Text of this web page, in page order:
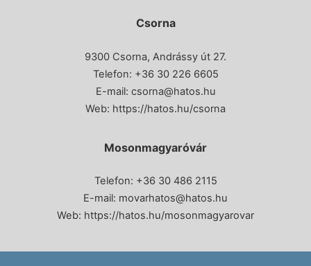
Csorna
9300 Csorna, Andrássy út 27.
Telefon: +36 30 226 6605
E-mail: csorna@hatos.hu
Web: https://hatos.hu/csorna
Mosonmagyaróvár
Telefon: +36 30 486 2115
E-mail: movarhatos@hatos.hu
Web: https://hatos.hu/mosonmagyarovar